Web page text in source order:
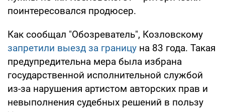
поинтересовался продюсер.
Как сообщал "Обозреватель", Козловскому
запретили выезд за границу на 83 года. Такая
предупредительна мера была избрана
государственной исполнительной службой
из-за нарушения артистом авторских прав и
невыполнения судебных решений в пользу